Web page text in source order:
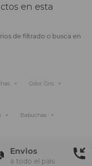
en esta
de filtrado o busca en
Color: Gris
Babuchas
Envios
a todo el país